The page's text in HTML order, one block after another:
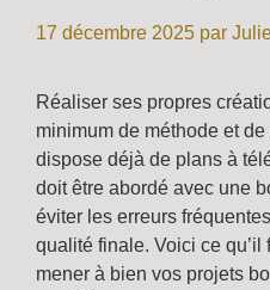
17 décembre 2025 par
Réaliser ses propres
minimum de méthode et de
dispose déjà de plans à
doit être abordé avec une
éviter les erreurs
qualité finale. Voici ce qu’il
mener à bien vos projets